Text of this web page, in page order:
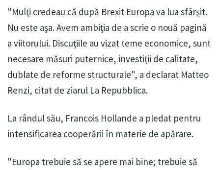
"Mulţi credeau că după Brexit Europa va lua sfârşit.
Nu este aşa. Avem ambiţia de a scrie o nouă pagină
a viitorului. Discuţiile au vizat teme economice, sunt
necesare măsuri puternice, investiţii de calitate,
dublate de reforme structurale", a declarat Matteo
Renzi, citat de ziarul La Repubblica.
La rândul său, Francois Hollande a pledat pentru
intensificarea cooperării în materie de apărare.
"Europa trebuie să se apere mai bine; trebuie să